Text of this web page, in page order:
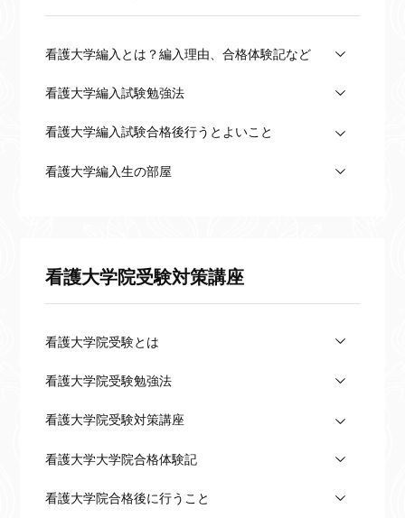
看護大学編入とは？編入理由、合格体験記など
看護大学編入試験勉強法
看護大学編入試験合格後行うとよいこと
看護大学編入生の部屋
看護大学院受験対策講座
看護大学院受験とは
看護大学院受験勉強法
看護大学院受験対策講座
看護大学大学院合格体験記
看護大学院合格後に行うこと